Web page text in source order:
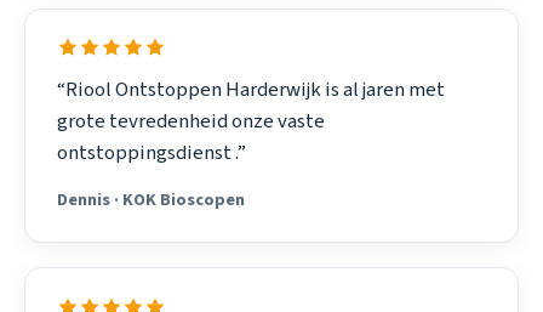
“Riool Ontstoppen Harderwijk is al jaren met
grote tevredenheid onze vaste
ontstoppingsdienst .”
Dennis · KOK Bioscopen